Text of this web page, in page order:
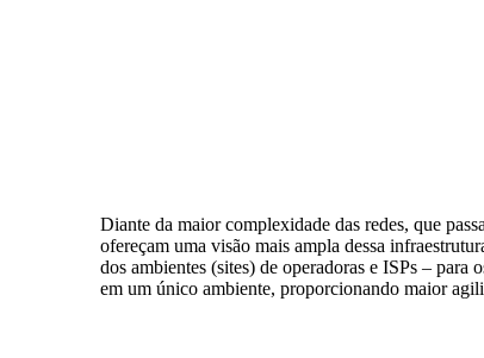
Diante da maior complexidade das redes, que
ofereçam uma visão mais ampla dessa
dos ambientes (sites) de operadoras e ISPs –
em um único ambiente, proporcionando maior